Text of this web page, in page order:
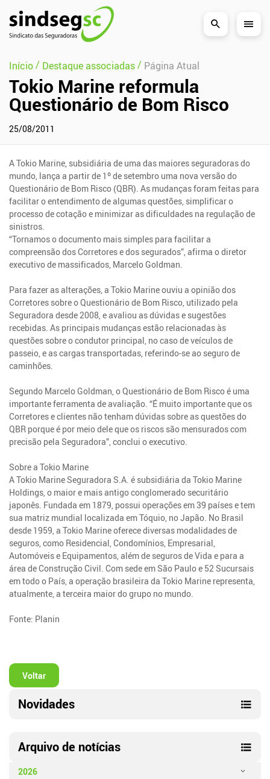
Pular Navegação (s)
Início/ Destaque associadas/ Página Atual
Tokio Marine reformula
Questionário de Bom Risco
25/08/2011
A Tokio Marine, subsidiária de uma das maiores seguradoras do
mundo, lança a partir de 1º de setembro uma nova versão do
Questionário de Bom Risco (QBR). As mudanças foram feitas para
facilitar o entendimento de algumas questões, simplificar o
processo de cotação e minimizar as dificuldades na regulação de
sinistros.
“Tornamos o documento mais simples para facilitar a
compreensão dos Corretores e dos segurados”, afirma o diretor
executivo de massificados, Marcelo Goldman.
Para fazer as alterações, a Tokio Marine ouviu a opinião dos
Corretores sobre o Questionário de Bom Risco, utilizado pela
Seguradora desde 2008, e avaliou as dúvidas e sugestões
recebidas. As principais mudanças estão relacionadas às
questões sobre o condutor principal, no caso de veículos de
passeio, e as cargas transportadas, referindo-se ao seguro de
caminhões.
Segundo Marcelo Goldman, o Questionário de Bom Risco é uma
importante ferramenta de avaliação. “É muito importante que os
Corretores e clientes não tenham dúvidas sobre as questões do
QBR porque é por meio dele que os riscos são mensurados com
precisão pela Seguradora”, conclui o executivo.
Sobre a Tokio Marine
A Tokio Marine Seguradora S.A. é subsidiária da Tokio Marine
Holdings, o maior e mais antigo conglomerado securitário
japonês. Fundada em 1879, possui operações em 39 países e tem
sua matriz mundial localizada em Tóquio, no Japão. No Brasil
desde 1959, a Tokio Marine oferece diversas modalidades de
seguros, como Residencial, Condomínios, Empresarial,
Automóveis e Equipamentos, além de seguros de Vida e para a
área de Construção Civil. Com sede em São Paulo e 52 Sucursais
em todo o País, a operação brasileira da Tokio Marine representa,
atualmente, a terceira maior do grupo no mundo.
Fonte: Planin
Voltar
Novidades
Arquivo de notícias
2026